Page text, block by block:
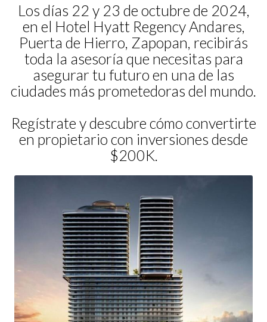
Los días 22 y 23 de octubre de 2024,
en el Hotel Hyatt Regency Andares,
Puerta de Hierro, Zapopan, recibirás
toda la asesoría que necesitas para
asegurar tu futuro en una de las
ciudades más prometedoras del mundo.
Regístrate y descubre cómo convertirte
en propietario con inversiones desde
$200K.